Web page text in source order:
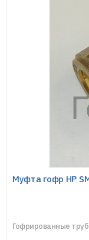
Муфта гофр НР
Гофрированные